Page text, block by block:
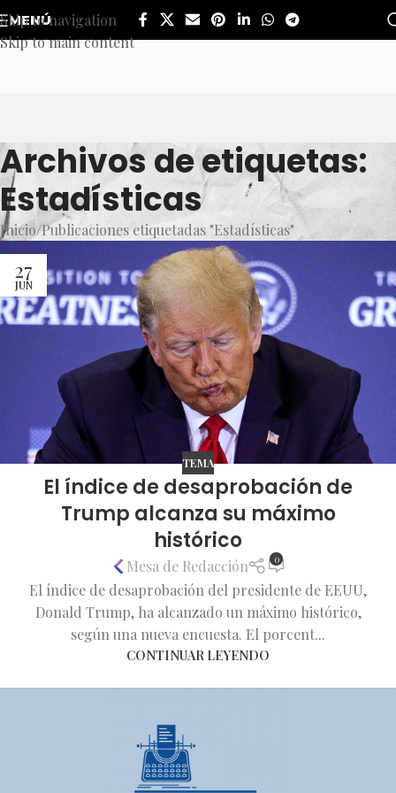
Skip to navigation
Skip to main content
MENÚ
Archivos de etiquetas:
Estadísticas
Inicio Publicaciones etiquetadas "Estadísticas"
27
JUN
TEMA
El índice de desaprobación de
Trump alcanza su máximo
histórico
Mesa de Redacción 0
El índice de desaprobación del presidente de EEUU,
Donald Trump, ha alcanzado un máximo histórico,
según una nueva encuesta. El porcent...
CONTINUAR LEYENDO